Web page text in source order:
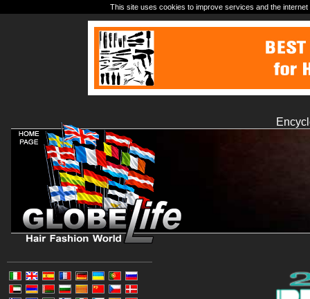
This site uses cookies to improve services and the